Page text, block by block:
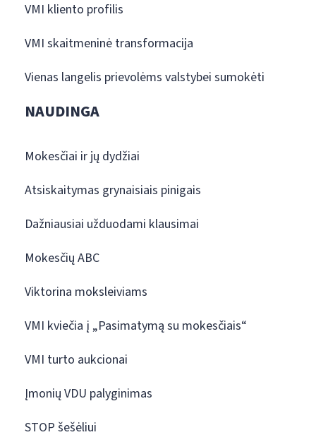
VMI kliento profilis
VMI skaitmeninė transformacija
Vienas langelis prievolėms valstybei sumokėti
NAUDINGA
Mokesčiai ir jų dydžiai
Atsiskaitymas grynaisiais pinigais
Dažniausiai užduodami klausimai
Mokesčių ABC
Viktorina moksleiviams
VMI kviečia į „Pasimatymą su mokesčiais“
VMI turto aukcionai
Įmonių VDU palyginimas
STOP šešėliui